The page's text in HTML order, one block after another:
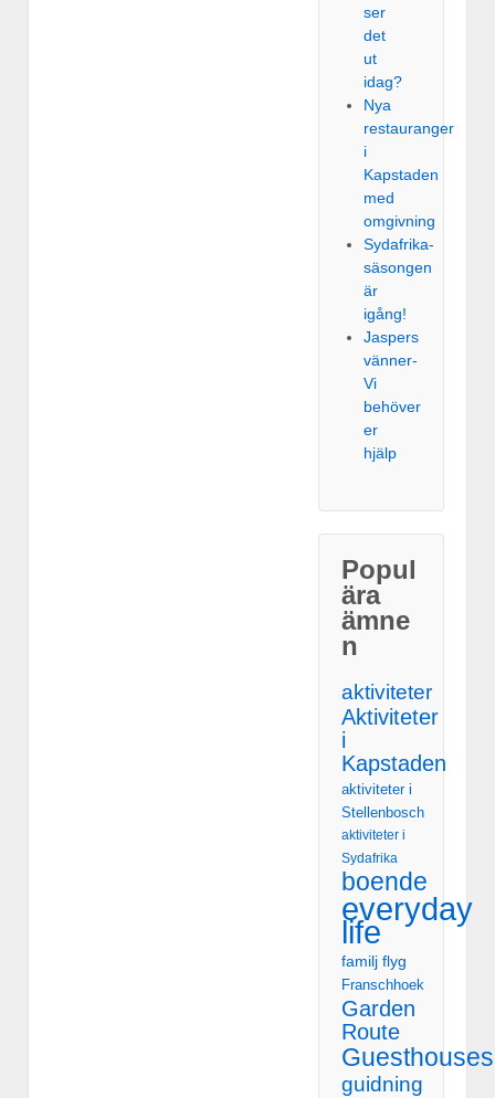
ser
det
ut
idag?
Nya
restauranger
i
Kapstaden
med
omgivning
Sydafrika-
säsongen
är
igång!
Jaspers
vänner-
Vi
behöver
er
hjälp
Popul
ära
ämne
n
aktiviteter
Aktiviteter
i
Kapstaden
aktiviteter i
Stellenbosch
aktiviteter i
Sydafrika
boende
everyday
life
familj flyg
Franschhoek
Garden
Route
Guesthouses
guidning